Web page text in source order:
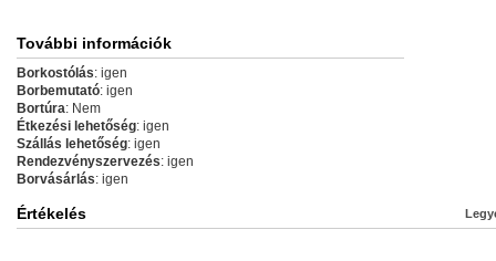
További információk
Borkostólás: igen
Borbemutató: igen
Bortúra: Nem
Étkezési lehetőség: igen
Szállás lehetőség: igen
Rendezvényszervezés: igen
Borvásárlás: igen
Értékelés